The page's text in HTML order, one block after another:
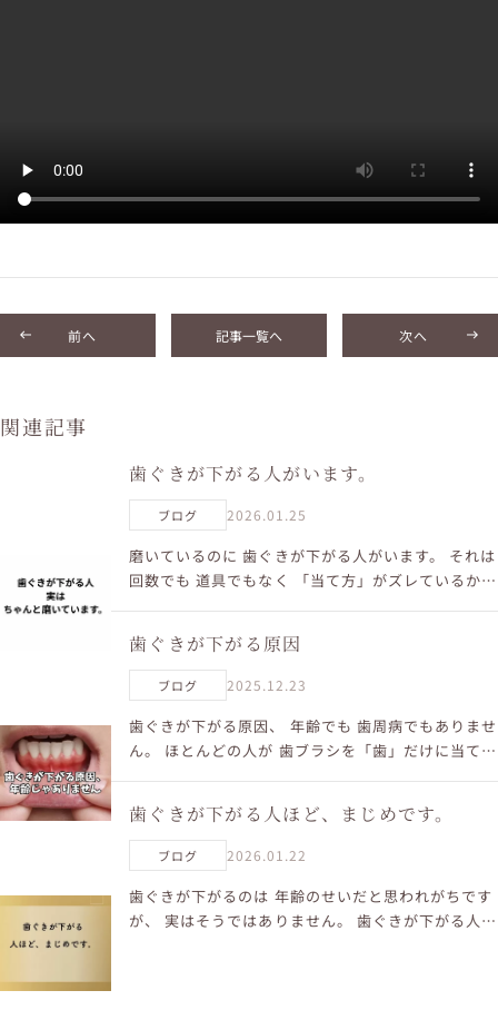
前へ 記事一覧へ 次へ
関連記事
歯ぐきが下がる人がいます。
ブログ 2026.01.25
磨いているのに 歯ぐきが下がる人がいます。 それは
回数でも 道具でもなく 「当て方」がズレているか
歯ぐきが下がる原因
ブログ 2025.12.23
歯ぐきが下がる原因、 年齢でも 歯周病でもありませ
ん。 ほとんどの人が 歯ブラシを「歯」だけに当てて
歯ぐきが下がる人ほど、まじめです。
ブログ 2026.01.22
歯ぐきが下がるのは 年齢のせいだと思われがちです
が、 実はそうではありません。 歯ぐきが下がる人ほ